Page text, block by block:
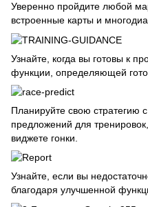
Уверенно пройдите любой
встроенные карты и
Узнайте, когда вы готовы к
функции, определяющей
Планируйте свою
предложений для
виджете гонки.
Узнайте, если вы
благодаря улучшенной